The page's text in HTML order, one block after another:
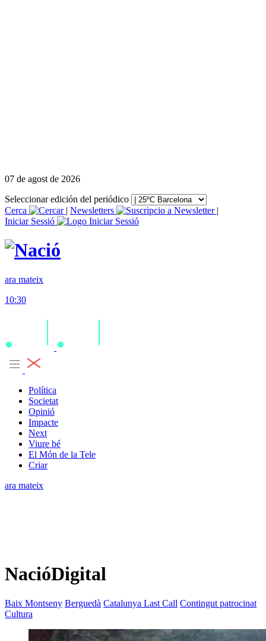
07 de agost de 2026
Seleccionar edición del periódico
Cerca
| Newsletters
|
Iniciar Sessió
ara mateix
10:30
Política
Societat
Opinió
Impacte
Next
Viure bé
El Món de la Tele
Criar
ara mateix
NacióDigital
Baix Montseny Berguedà Catalunya Last Call Contingut patrocinat
Cultura